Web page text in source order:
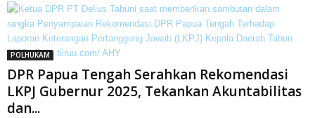
POLHUKAM
DPR Papua Tengah Serahkan Rekomendasi
LKPJ Gubernur 2025, Tekankan Akuntabilitas
dan...